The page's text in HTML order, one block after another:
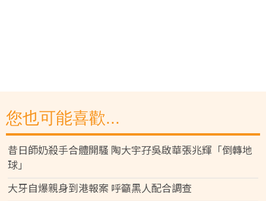
您也可能喜歡...
昔日師奶殺手合體開騷 陶大宇孖吳啟華張兆輝「倒轉地
球」
大牙自爆親身到港報案 呼籲黑人配合調查